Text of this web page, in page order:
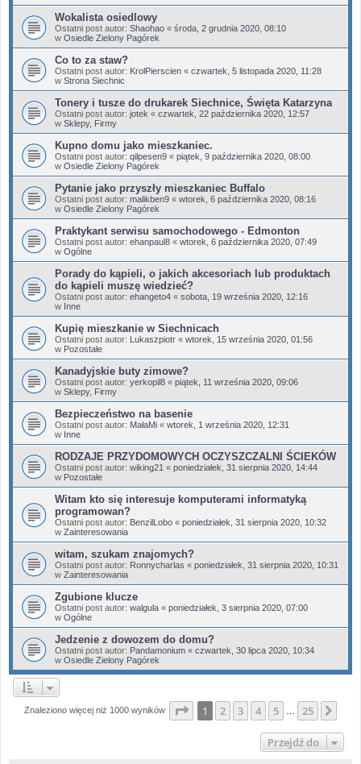
Wokalista osiedlowy
Ostatni post autor: Shaohao « środa, 2 grudnia 2020, 08:10
w Osiedle Zielony Pagórek
Co to za staw?
Ostatni post autor: KrolPierscien « czwartek, 5 listopada 2020, 11:28
w Strona Siechnic
Tonery i tusze do drukarek Siechnice, Święta Katarzyna
Ostatni post autor: jotek « czwartek, 22 października 2020, 12:57
w Sklepy, Firmy
Kupno domu jako mieszkaniec.
Ostatni post autor: qilpesen9 « piątek, 9 października 2020, 08:00
w Osiedle Zielony Pagórek
Pytanie jako przyszły mieszkaniec Buffalo
Ostatni post autor: malikben9 « wtorek, 6 października 2020, 08:16
w Osiedle Zielony Pagórek
Praktykant serwisu samochodowego - Edmonton
Ostatni post autor: ehanpaul8 « wtorek, 6 października 2020, 07:49
w Ogólne
Porady do kąpieli, o jakich akcesoriach lub produktach
do kąpieli muszę wiedzieć?
Ostatni post autor: ehangeto4 « sobota, 19 września 2020, 12:16
w Inne
Kupię mieszkanie w Siechnicach
Ostatni post autor: Lukaszpiotr « wtorek, 15 września 2020, 01:56
w Pozostałe
Kanadyjskie buty zimowe?
Ostatni post autor: yerkopil8 « piątek, 11 września 2020, 09:06
w Sklepy, Firmy
Bezpieczeństwo na basenie
Ostatni post autor: MałaMi « wtorek, 1 września 2020, 12:31
w Inne
RODZAJE PRZYDOMOWYCH OCZYSZCZALNI ŚCIEKÓW
Ostatni post autor: wiking21 « poniedziałek, 31 sierpnia 2020, 14:44
w Pozostałe
Witam kto się interesuje komputerami informatyką
programowan?
Ostatni post autor: BenzilLobo « poniedziałek, 31 sierpnia 2020, 10:32
w Zainteresowania
witam, szukam znajomych?
Ostatni post autor: Ronnycharlas « poniedziałek, 31 sierpnia 2020, 10:31
w Zainteresowania
Zgubione klucze
Ostatni post autor: walgula « poniedziałek, 3 sierpnia 2020, 07:00
w Ogólne
Jedzenie z dowozem do domu?
Ostatni post autor: Pandamonium « czwartek, 30 lipca 2020, 10:34
w Osiedle Zielony Pagórek
Znaleziono więcej niż 1000 wyników Strona z25
1 2 3 4 5 25
Przejdź do